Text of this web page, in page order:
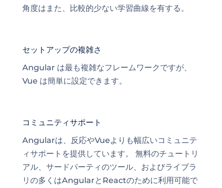
角度はまた、比較的少ない学習曲線を有する。
セットアップの複雑さ
Angular は最も複雑なフレームワークですが、
Vue は簡単に設定できます。
コミュニティサポート
Angularは、反応やVueよりも幅広いコミュニテ
ィサポートを提供しています。 無料のチュートリ
アル、サードパーティのツール、およびライブラ
リの多くはAngularとReactのために利用可能で